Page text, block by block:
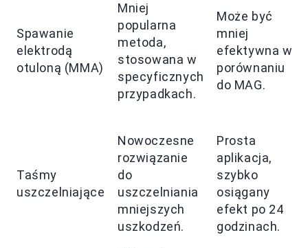
Spawanie
elektrodą
otuloną (MMA)
Mniej
popularna
metoda,
stosowana w
specyficznych
przypadkach.
Może być
mniej
efektywna w
porównaniu
do MAG.
Taśmy
uszczelniające
Nowoczesne
rozwiązanie
do
uszczelniania
mniejszych
uszkodzeń.
Prosta
aplikacja,
szybko
osiągany
efekt po 24
godzinach.